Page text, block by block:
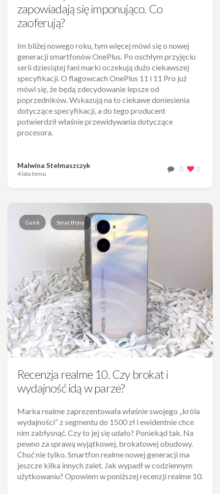
zapowiadają się imponująco. Co
zaoferują?
Im bliżej nowego roku, tym więcej mówi się o nowej
generacji smartfonów OnePlus. Po oschłym przyjęciu
serii dziesiątej fani marki oczekują dużo ciekawszej
specyfikacji. O flagowcach OnePlus 11 i 11 Pro już
mówi się, że będą zdecydowanie lepsze od
poprzedników. Wskazują na to ciekawe doniesienia
dotyczące specyfikacji, a do tego producent
potwierdził właśnie przewidywania dotyczące
procesora.
Malwina Stelmaszczyk
4 lata temu
0 2
Geek Smartfony
Recenzja realme 10. Czy brokat i
wydajność idą w parze?
Marka realme zaprezentowała właśnie swojego „króla
wydajności” z segmentu do 1500 zł i ewidentnie chce
nim zabłysnąć. Czy to jej się udało? Poniekąd tak. Na
pewno za sprawą wyjątkowej, brokatowej obudowy.
Choć nie tylko. Smartfon realme nowej generacji ma
jeszcze kilka innych zalet. Jak wypadł w codziennym
użytkowaniu? Opowiem w poniższej recenzji realme 10.